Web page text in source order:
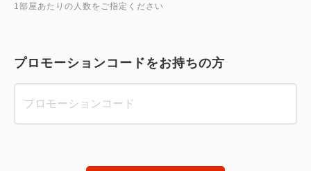
1部屋あたりの人数をご指定ください
プロモーションコードをお持ちの方